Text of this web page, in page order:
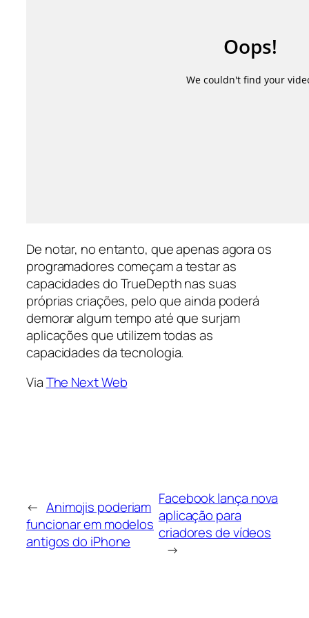
De notar, no entanto, que apenas agora os
programadores começam a testar as
capacidades do TrueDepth nas suas
próprias criações, pelo que ainda poderá
demorar algum tempo até que surjam
aplicações que utilizem todas as
capacidades da tecnologia.
ViaThe Next Web
← Animojis poderiam
funcionar em modelos
antigos do iPhone
Facebook lança nova
aplicação para
criadores de vídeos
→